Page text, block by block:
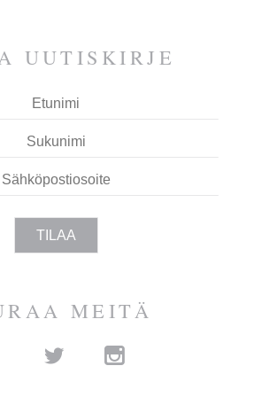
UUTIS­KIRJE
MEITÄ
FacebookTwitter